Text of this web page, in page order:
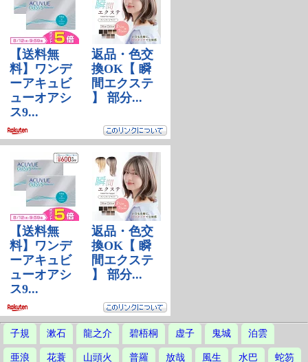
子規 漱石 龍之介 碧梧桐 虚子 鬼城 泊雲
亜浪 花蓑 山頭火 普羅 放哉 風生 水巴 蛇笏